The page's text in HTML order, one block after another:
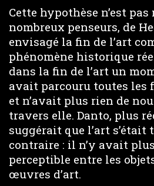
Cette hypothèse n’est pas
nombreux penseurs, de
envisagé la fin de l’art
phénomène historique
dans la fin de l’art un
avait parcouru toutes les
et n’avait plus rien de
travers elle. Danto, plus
suggérait que l’art
contraire : il n’y avait
perceptible entre les
œuvres d’art.